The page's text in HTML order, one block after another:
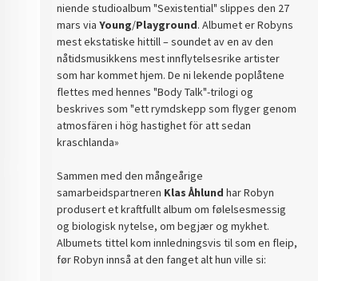
niende studioalbum "Sexistential" slippes den 27
mars viaYoung/Playground. Albumet er Robyns
mest ekstatiske hittill – soundet av en av den
nåtidsmusikkens mest innflytelsesrike artister
som har kommet hjem. De ni lekende poplåtene
flettes med hennes "Body Talk"-trilogi og
beskrives som "ett rymdskepp som flyger genom
atmosfären i hög hastighet för att sedan
kraschlanda»
Sammen med den mångeårige
samarbeidspartneren Klas Åhlund har Robyn
produsert et kraftfullt album om følelsesmessig
og biologisk nytelse, om begjær og mykhet.
Albumets tittel kom innledningsvis til som en fleip,
før Robyn innså at den fanget alt hun ville si: